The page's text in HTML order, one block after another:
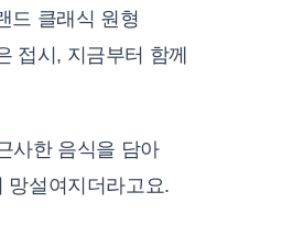
드 클래식 원형
접시, 지금부터 함께
사한 음식을 담아
망설여지더라고요.